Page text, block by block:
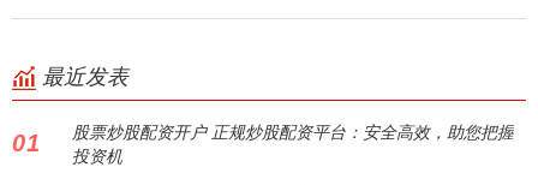
最近发表
01
股票炒股配资开户 正规炒股配资平台：安全高效，助您把握
投资机